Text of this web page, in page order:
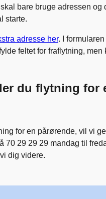
bare bruge adressen og
starte.
adresse her. I
feltet for fraflytning, men
du flytning for
for en pårørende, vil vi
70 29 29 29 mandag til
dig videre.